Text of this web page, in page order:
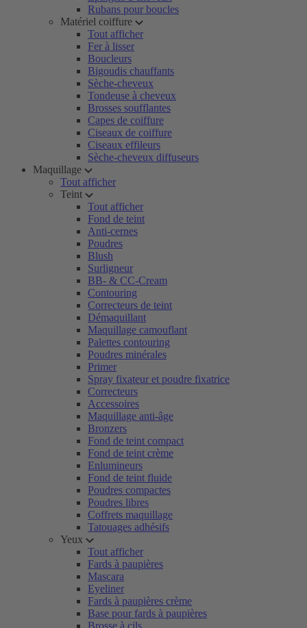
Rubans pour boucles
Matériel coiffure
Tout afficher
Fer à lisser
Boucleurs
Bigoudis chauffants
Sèche-cheveux
Tondeuse à cheveux
Brosses soufflantes
Capes de coiffure
Ciseaux de coiffure
Ciseaux effileurs
Sèche-cheveux diffuseurs
Maquillage
Tout afficher
Teint
Tout afficher
Fond de teint
Anti-cernes
Poudres
Blush
Surligneur
BB- & CC-Cream
Contouring
Correcteurs de teint
Démaquillant
Maquillage camouflant
Palettes contouring
Poudres minérales
Primer
Spray fixateur et poudre fixatrice
Correcteurs
Accessoires
Maquillage anti-âge
Bronzers
Fond de teint compact
Fond de teint crème
Enlumineurs
Fond de teint fluide
Poudres compactes
Poudres libres
Coffrets maquillage
Tatouages adhésifs
Yeux
Tout afficher
Fards à paupières
Mascara
Eyeliner
Fards à paupières crème
Base pour fards à paupières
Brosse à cils